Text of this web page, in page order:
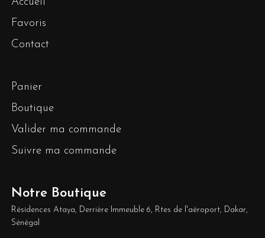
Favoris
Contact
Panier
Boutique
Valider ma commande
Suivre ma commande
Notre Boutique
Résidences Ataya, Derrière Immeuble 6, Rtes de l'aéroport, Dakar,
Sénégal